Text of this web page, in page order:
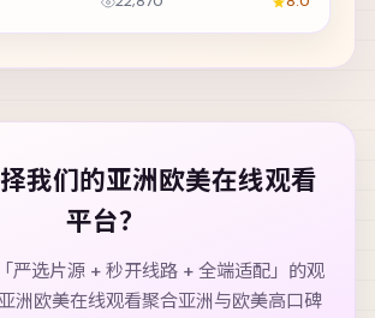
我们的亚洲欧美在线观看
平台？
严选片源 + 秒开线路 + 全端适配」的观
洲欧美在线观看聚合亚洲与欧美高口碑